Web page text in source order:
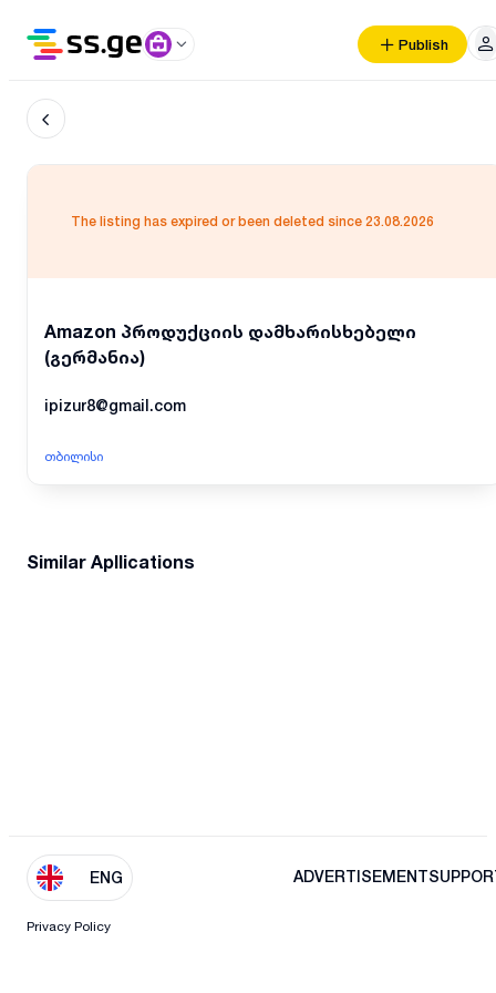
Publish
The listing has expired or been deleted since 23.08.2026
Amazon პროდუქციის დამხარისხებელი
(გერმანია)
ipizur8@gmail.com
თბილისი
Similar Apllications
ENG ADVERTISEMENT
Privacy Policy